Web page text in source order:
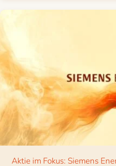
Aktie im Fokus: Siemens